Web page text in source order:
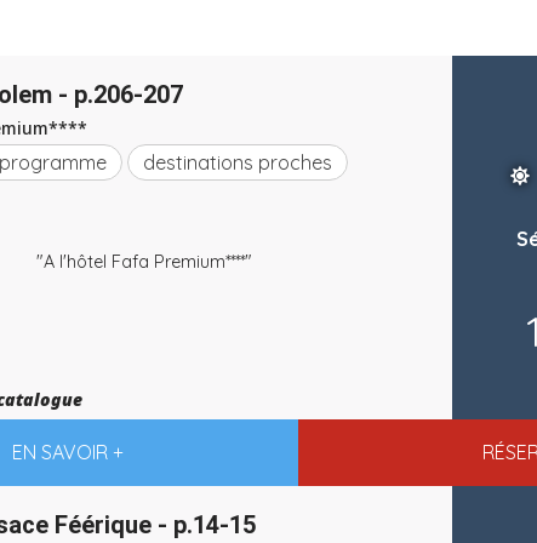
- p.206-207
destinations proches
"A l'hôtel Fafa Premium****"
EN SAVOIR +
Féérique - p.14-15